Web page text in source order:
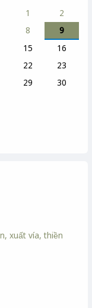
1
2
8
9
15
16
22
23
29
30
xuất vía, thiền